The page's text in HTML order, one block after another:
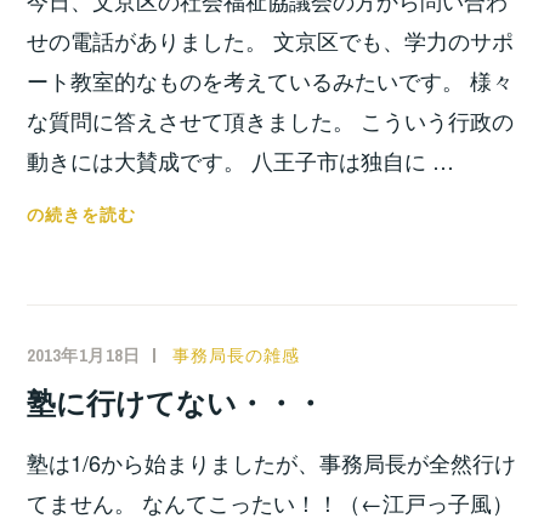
こ
せの電話がありました。 文京区でも、学力のサポ
ート教室的なものを考えているみたいです。 様々
な質問に答えさせて頂きました。 こういう行政の
動きには大賛成です。 八王子市は独自に …
文
の続きを読む
2013年1月18日
小
宮
位
之
事務局長の雑感
塾に行けてない・・・
塾は1/6から始まりましたが、事務局長が全然行け
てません。 なんてこったい！！（←江戸っ子風）